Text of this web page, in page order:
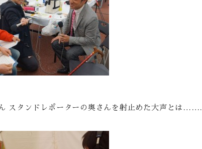
スタンドレポーターの奥さんを射止めた大声とは…….